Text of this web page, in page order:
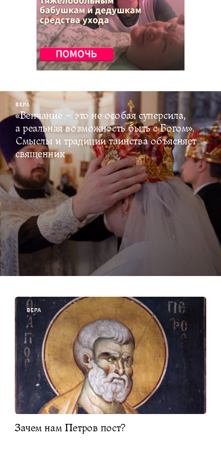
ВЕРА
«Венчание – это не особая суперсила,
а реальная возможность быть с Богом».
Смыслы и традиции таинства объясняет
священник
ВЕРА
Зачем нам Петров пост?